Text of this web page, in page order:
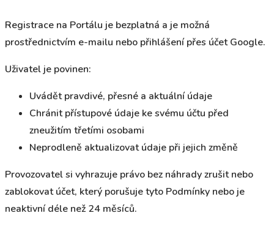
Registrace na Portálu je bezplatná a je možná
prostřednictvím e-mailu nebo přihlášení přes účet Google.
Uživatel je povinen:
Uvádět pravdivé, přesné a aktuální údaje
Chránit přístupové údaje ke svému účtu před
zneužitím třetími osobami
Neprodleně aktualizovat údaje při jejich změně
Provozovatel si vyhrazuje právo bez náhrady zrušit nebo
zablokovat účet, který porušuje tyto Podmínky nebo je
neaktivní déle než 24 měsíců.